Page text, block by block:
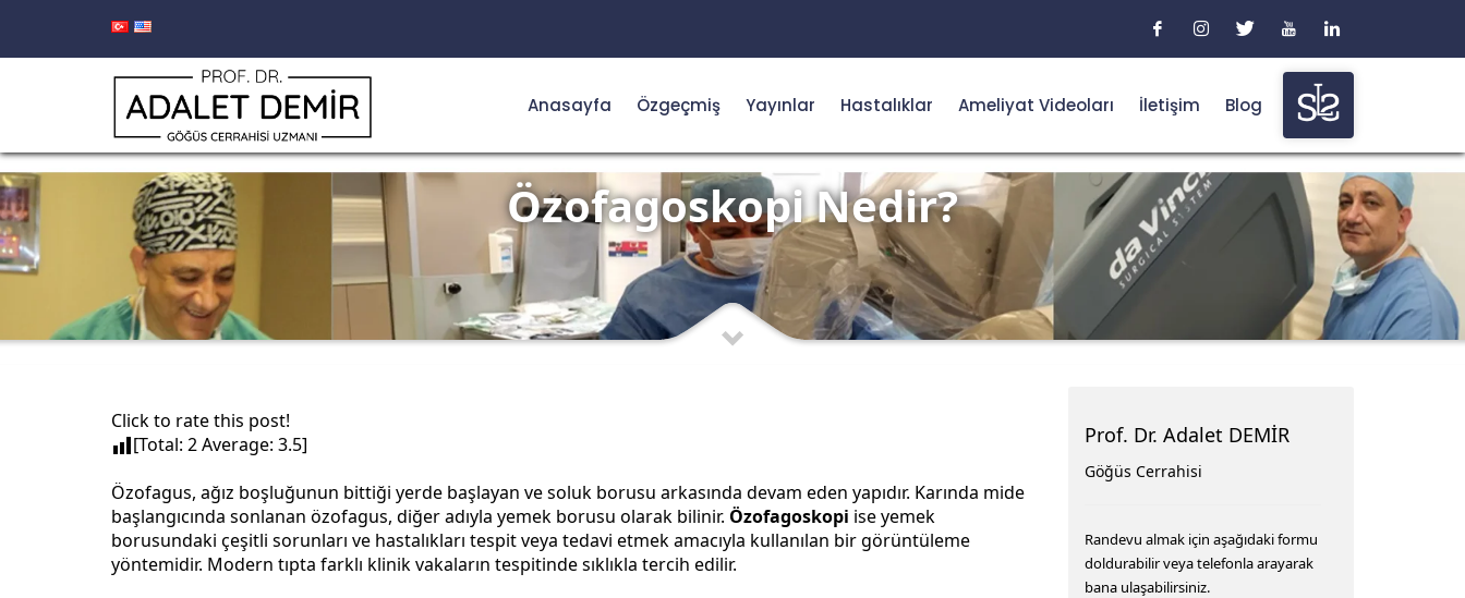
Anasayfa Özgeçmiş Yayınlar Hastalıklar Ameliyat Videoları İletişim Blog
Özofagoskopi Nedir?
Click to rate this post!
[Total: 2Average: 3.5]
Özofagus, ağız boşluğunun bittiği yerde başlayan ve soluk borusu arkasında devam eden yapıdır. Karında mide
başlangıcında sonlanan özofagus, diğer adıyla yemek borusu olarak bilinir. Özofagoskopi ise yemek
borusundaki çeşitli sorunları ve hastalıkları tespit veya tedavi etmek amacıyla kullanılan bir görüntüleme
yöntemidir. Modern tıpta farklı klinik vakaların tespitinde sıklıkla tercih edilir.
Prof. Dr. Adalet DEMİR
Göğüs Cerrahisi
Randevu almak için aşağıdaki formu
doldurabilir veya telefonla arayarak
bana ulaşabilirsiniz.